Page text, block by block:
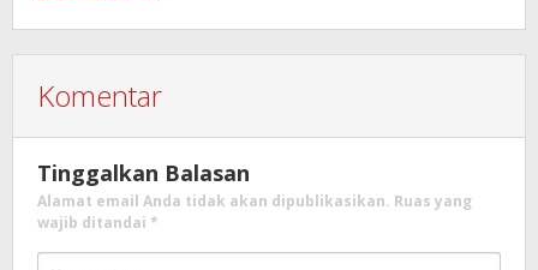
Komentar
Tinggalkan Balasan
Alamat email Anda tidak akan dipublikasikan. Ruas yang
wajib ditandai *